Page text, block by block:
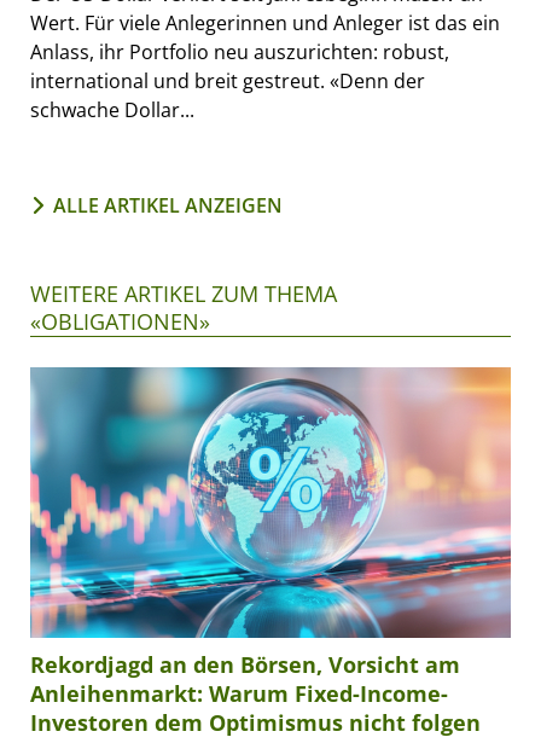
Wert. Für viele Anlegerinnen und Anleger ist das ein
Anlass, ihr Portfolio neu auszurichten: robust,
international und breit gestreut. «Denn der
schwache Dollar...
ALLE ARTIKEL ANZEIGEN
WEITERE ARTIKEL ZUM THEMA
«OBLIGATIONEN»
Rekordjagd an den Börsen, Vorsicht am
Anleihenmarkt: Warum Fixed-Income-
Investoren dem Optimismus nicht folgen